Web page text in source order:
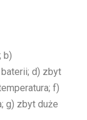
b)
d) zbyt
f)
g) zbyt duże